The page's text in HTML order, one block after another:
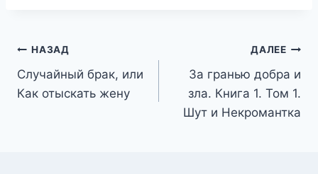
Навигация
по
НАЗАД
Случайный брак, или
Как отыскать жену
ДАЛЕЕ
За гранью добра и
зла. Книга 1. Том 1.
Шут и Некромантка